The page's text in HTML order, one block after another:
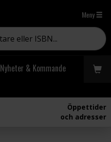
Meny
Nyheter & Kommande
Öppettider
och adresser